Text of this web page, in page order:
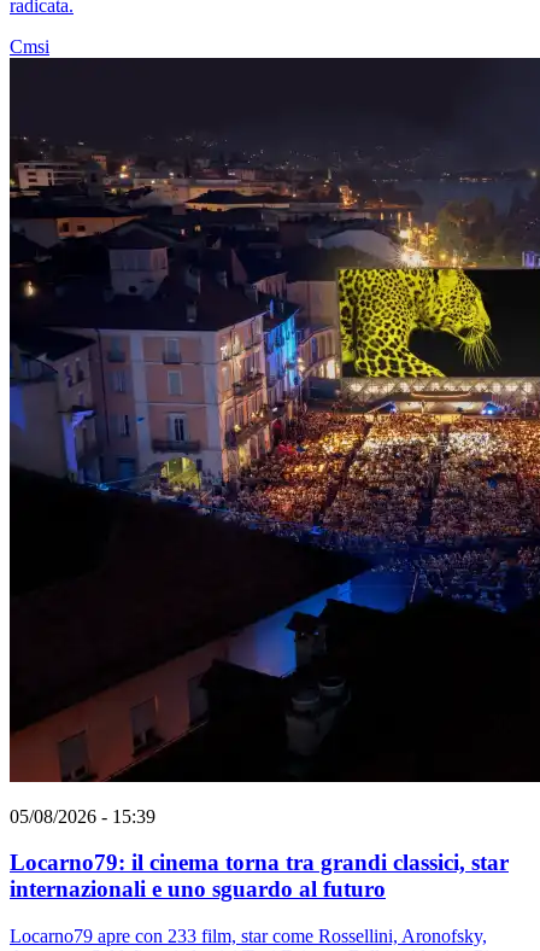
radicata.
Cmsi
05/08/2026 - 15:39
Locarno79: il cinema torna tra grandi classici, star
internazionali e uno sguardo al futuro
Locarno79 apre con 233 film, star come Rossellini, Aronofsky,